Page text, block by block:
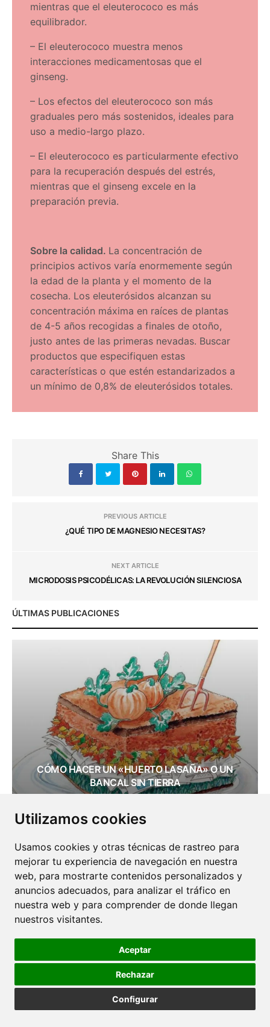
Utilizamos cookies
Usamos cookies y otras técnicas de rastreo para
mejorar tu experiencia de navegación en nuestra
web, para mostrarte contenidos personalizados y
anuncios adecuados, para analizar el tráfico en
nuestra web y para comprender de donde llegan
nuestros visitantes.
Aceptar
Rechazar
Configurar
mientras que el eleuterococo es más
equilibrador.
– El eleuterococo muestra menos
interacciones medicamentosas que el
ginseng.
– Los efectos del eleuterococo son más
graduales pero más sostenidos, ideales para
uso a medio-largo plazo.
– El eleuterococo es particularmente efectivo
para la recuperación después del estrés,
mientras que el ginseng excele en la
preparación previa.
Sobre la calidad. La concentración de
principios activos varía enormemente según
la edad de la planta y el momento de la
cosecha. Los eleuterósidos alcanzan su
concentración máxima en raíces de plantas
de 4-5 años recogidas a finales de otoño,
justo antes de las primeras nevadas. Buscar
productos que especifiquen estas
características o que estén estandarizados a
un mínimo de 0,8% de eleuterósidos totales.
Share This
PREVIOUS ARTICLE
¿QUÉ TIPO DE MAGNESIO NECESITAS?
NEXT ARTICLE
MICRODOSIS PSICODÉLICAS: LA REVOLUCIÓN SILENCIOSA
ÚLTIMAS PUBLICACIONES
CÓMO HACER UN «HUERTO LASAÑA» O UN
BANCAL SIN TIERRA
GERMINADOS: PEQUEÑOS BROTES, GRANDES
NUTRIENTES